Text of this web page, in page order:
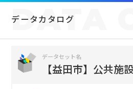
データカタログ
DATA
データセット名
【益田市】公共施